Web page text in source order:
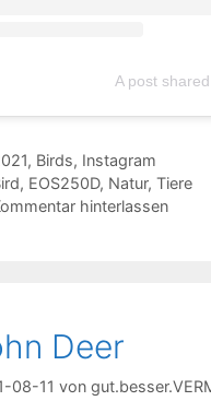
A post
, Birds, Instagram
, EOS250D, Natur, Tiere
hinterlassen
Deer
08-11 von